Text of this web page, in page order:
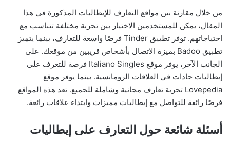
من خلال مقارنة بين مواقع التعارف للإيطاليات المذكورة في هذا
المقال، يمكن للمستخدمين الاختيار بين تجربة مختلفة تتناسب مع
احتياجاتهم. توفر تطبيق Tinder فرصًا واسعة للتعارف، بينما يتميز
تطبيق Badoo بميزة الاتصال بأشخاص قريبين من موقعك. على
الجانب الآخر، يوفر موقع Italiano Singles فرصة للتعرف على
إيطاليات جادات في العلاقات الرومانسية. بينما يوفر موقع
Lovepedia تجربة تعارف مجانية وشاملة للجميع. تعد هذه المواقع
فرصًا رائعة للتواصل مع إيطاليات مميزات وابتداء علاقات رائعة.
أسئلة شائعة حول التعارف على إيطاليات